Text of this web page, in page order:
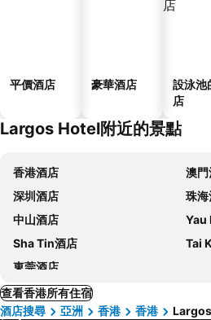
平價酒店 豪華酒店
設泳池
店
Largos Hotel附近的景點
香港酒店
澳
深圳酒店
珠
中山酒店
Yau
Sha Tin酒店
Tai
東莞酒店
查看香港所有住宿
酒店搜尋
亞洲 香港 香港